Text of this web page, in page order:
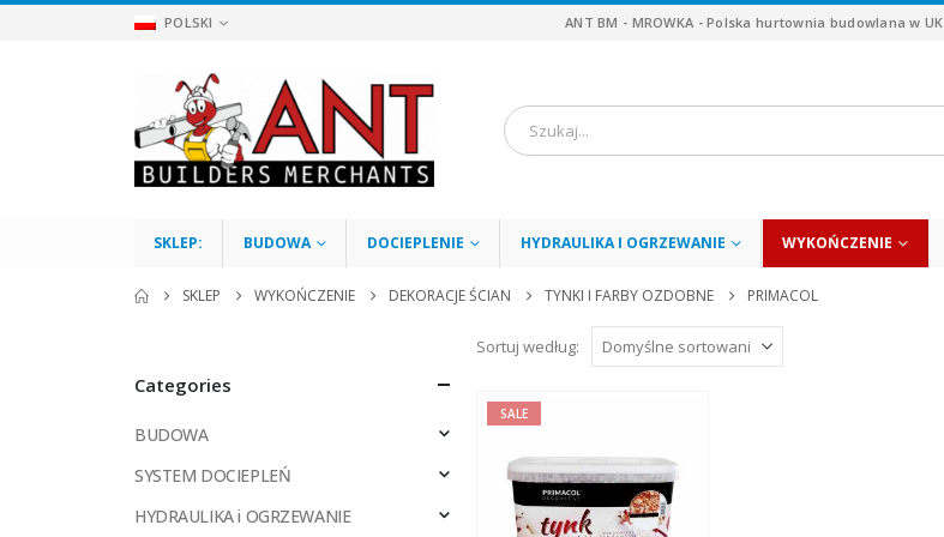
POLSKI ANT BM - MROWKA - Polska hurtownia budowlana w UK
SKLEP: BUDOWA DOCIEPLENIE HYDRAULIKA I OGRZEWANIE WYKOŃCZENIE
SKLEP WYKOŃCZENIE DEKORACJE ŚCIAN TYNKI I FARBY OZDOBNE PRIMACOL
Sortuj według:
SALE
Categories
BUDOWA
SYSTEM DOCIEPLEŃ
HYDRAULIKA i OGRZEWANIE